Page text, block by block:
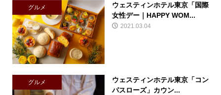
グルメ
ウェスティンホテル東京「国際
女性デー｜HAPPY WOM...
2021.03.04
グルメ
ウェスティンホテル東京「コン
パスローズ」カウン...